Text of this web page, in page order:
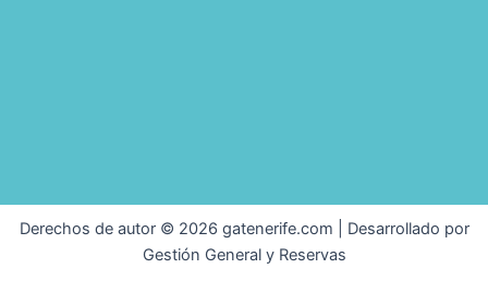
Derechos de autor © 2026 gatenerife.com | Desarrollado por
Gestión General y Reservas